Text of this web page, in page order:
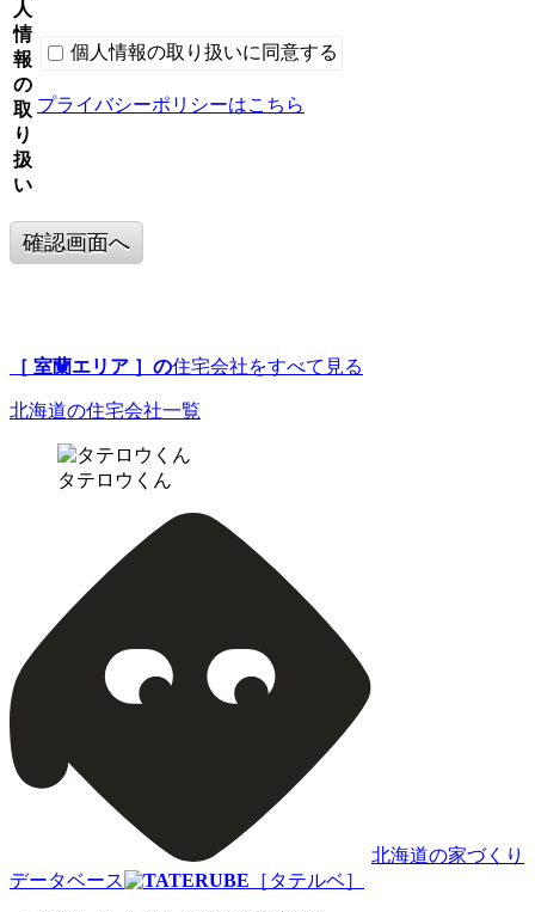
人
情
報
の
取
り
扱
い
個人情報の取り扱いに同意する
プライバシーポリシーはこちら
確認画面へ
［ 室蘭エリア ］の住宅会社をすべて見る
北海道の住宅会社一覧
タテロウくん
北海道の家づくり
データベース
［タテルベ］